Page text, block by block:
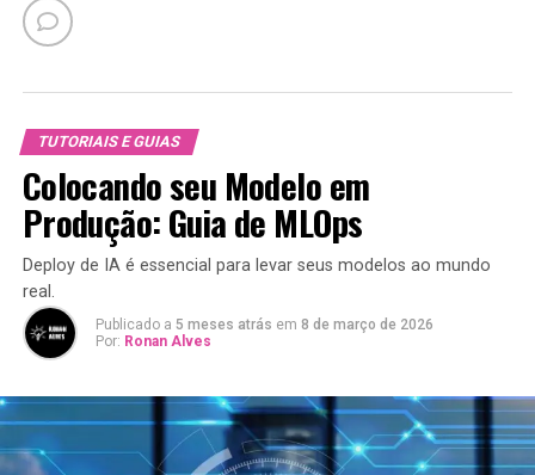
TUTORIAIS E GUIAS
Colocando seu Modelo em
Produção: Guia de MLOps
Deploy de IA é essencial para levar seus modelos ao mundo
real.
Publicado a 5 meses atrás em 8 de março de 2026
Por: Ronan Alves